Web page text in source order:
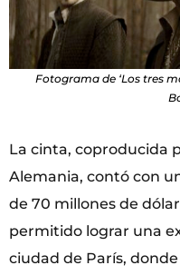
Fotograma de ‘Los tres
La cinta, coproducida
Alemania, contó con
de 70 millones de
permitido lograr una
ciudad de París,